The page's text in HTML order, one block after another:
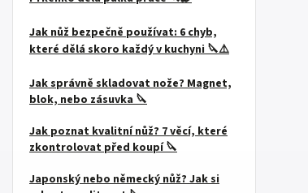
Jak nůž bezpečně používat: 6 chyb,
které dělá skoro každý v kuchyni 🔪⚠️
Jak správně skladovat nože? Magnet,
blok, nebo zásuvka 🔪
Jak poznat kvalitní nůž? 7 věcí, které
zkontrolovat před koupí 🔪
Japonský nebo německý nůž? Jak si